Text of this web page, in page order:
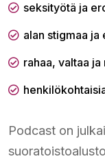
seksityötä ja
alan stigmaa ja
rahaa, valtaa
Podcast on